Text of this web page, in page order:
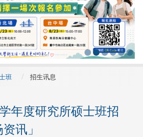
班 招生讯息
年度研究所硕士班招
讯」